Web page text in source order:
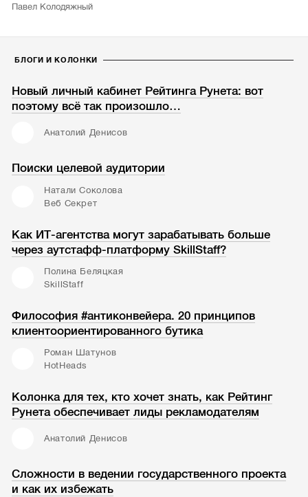
Павел Колодяжный
БЛОГИ И КОЛОНКИ
Новый личный кабинет Рейтинга Рунета: вот
поэтому всё так произошло…
Анатолий Денисов
Поиски целевой аудитории
Натали Соколова
Веб Секрет
Как ИТ-агентства могут зарабатывать больше
через аутстафф-платформу SkillStaff?
Полина Беляцкая
SkillStaff
Философия #антиконвейера. 20 принципов
клиентоориентированного бутика
Роман Шатунов
HotHeads
Колонка для тех, кто хочет знать, как Рейтинг
Рунета обеспечивает лиды рекламодателям
Анатолий Денисов
Сложности в ведении государственного проекта
и как их избежать